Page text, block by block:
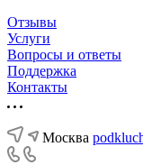
Отзывы
Услуги
Вопросы и ответы
Поддержка
Контакты
Москва